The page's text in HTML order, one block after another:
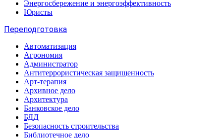
Энергосбережение и энергоэффективность
Юристы
Переподготовка
Автоматизация
Агрономия
Администратор
Антитеррористическая защищенность
Арт-терапия
Архивное дело
Архитектура
Банковское дело
БДД
Безопасность строительства
Библиотечное дело